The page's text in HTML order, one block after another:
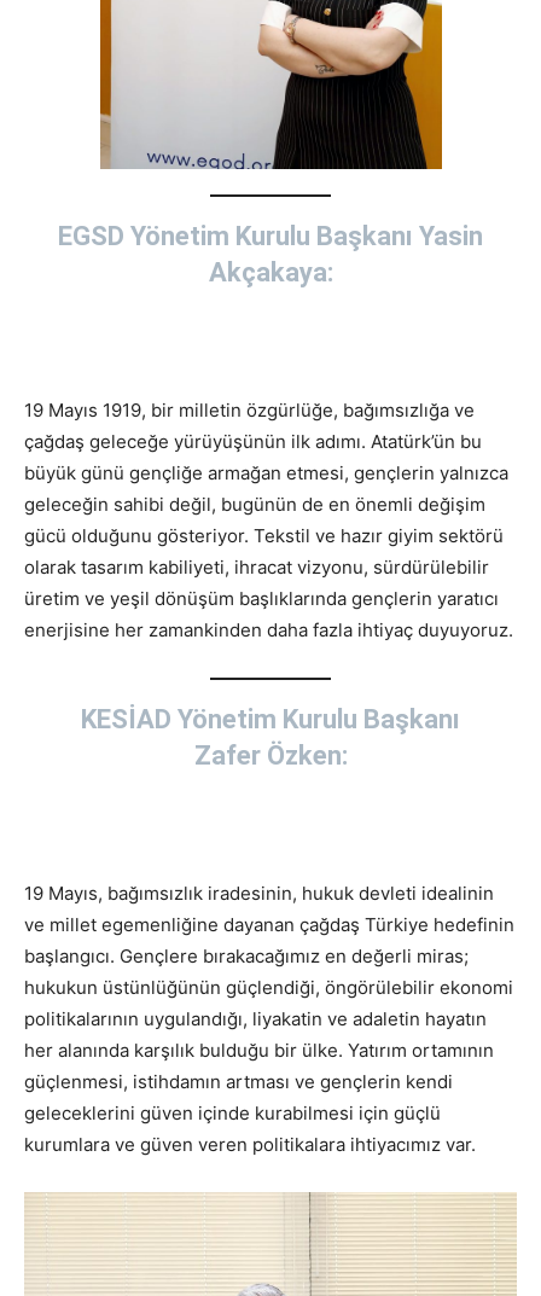
EGSD Yönetim Kurulu Başkanı Yasin
Akçakaya:
19 Mayıs 1919, bir milletin özgürlüğe, bağımsızlığa ve
çağdaş geleceğe yürüyüşünün ilk adımı. Atatürk’ün bu
büyük günü gençliğe armağan etmesi, gençlerin yalnızca
geleceğin sahibi değil, bugünün de en önemli değişim
gücü olduğunu gösteriyor. Tekstil ve hazır giyim sektörü
olarak tasarım kabiliyeti, ihracat vizyonu, sürdürülebilir
üretim ve yeşil dönüşüm başlıklarında gençlerin yaratıcı
enerjisine her zamankinden daha fazla ihtiyaç duyuyoruz.
KESİAD Yönetim Kurulu Başkanı
Zafer Özken:
19 Mayıs, bağımsızlık iradesinin, hukuk devleti idealinin
ve millet egemenliğine dayanan çağdaş Türkiye hedefinin
başlangıcı. Gençlere bırakacağımız en değerli miras;
hukukun üstünlüğünün güçlendiği, öngörülebilir ekonomi
politikalarının uygulandığı, liyakatin ve adaletin hayatın
her alanında karşılık bulduğu bir ülke. Yatırım ortamının
güçlenmesi, istihdamın artması ve gençlerin kendi
geleceklerini güven içinde kurabilmesi için güçlü
kurumlara ve güven veren politikalara ihtiyacımız var.